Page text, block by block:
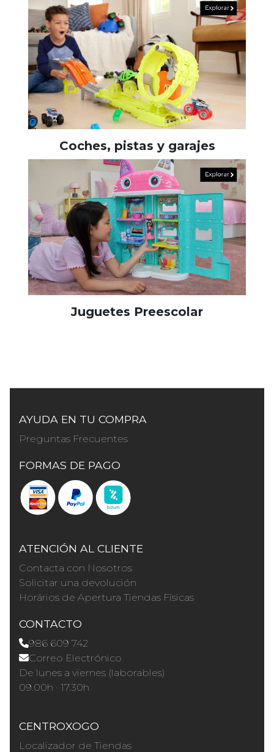
Coches, pistas y garajes
Juguetes Preescolar
AYUDA EN TU COMPRA
Preguntas Frecuentes
FORMAS DE PAGO
ATENCIÓN AL CLIENTE
Contacta con Nosotros
Solicitar una devolución
Horários de Apertura Tiendas Físicas
CONTACTO
986 609 742
Correo Electrónico
De lunes a viernes (laborables)
09.00h · 17.30h
CENTROXOGO
Localizador de Tiendas